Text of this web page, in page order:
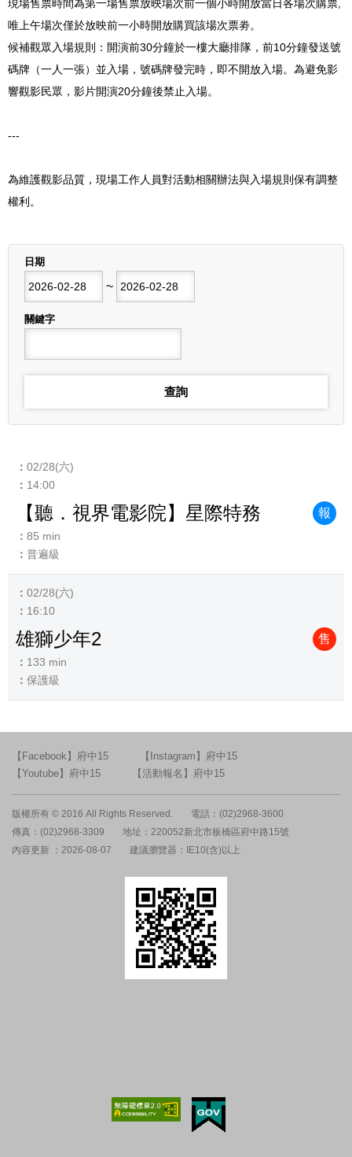
現場售票時間為第一場售票放映場次前一個小時開放當日各場次購票,
唯上午場次僅於放映前一小時開放購買該場次票劵。
候補觀眾入場規則：開演前30分鐘於一樓大廳排隊，前10分鐘發送號
碼牌（一人一張）並入場，號碼牌發完時，即不開放入場。為避免影
響觀影民眾，影片開演20分鐘後禁止入場。
---
為維護觀影品質，現場工作人員對活動相關辦法與入場規則保有調整
權利。
日期
~
結束日期
關鍵字
02/28(六)
14:00
【聽．視界電影院】星際特務 報
85 min
普遍級
02/28(六)
16:10
雄獅少年2 售
133 min
保護級
【Facebook】府中15
【Instagram】府中15
【Youtube】府中15
【活動報名】府中15
版權所有 © 2016 All Rights Reserved.
電話：(02)2968-3600
傳真：(02)2968-3309
地址：220052新北市板橋區府中路15號
內容更新 ：2026-08-07
建議瀏覽器：IE10(含)以上